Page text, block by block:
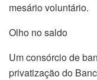
mesário voluntário.
Olho no saldo
Um consórcio de
privatização do